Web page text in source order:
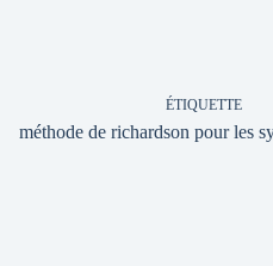
ÉTIQUETTE
méthode de richardson pour les